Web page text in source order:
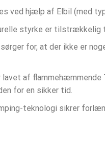
ved hjælp af Elbil (med
styrke er tilstrækkelig
for, at der ikke er
af flammehæmmende
for en sikker tid.
teknologi sikrer